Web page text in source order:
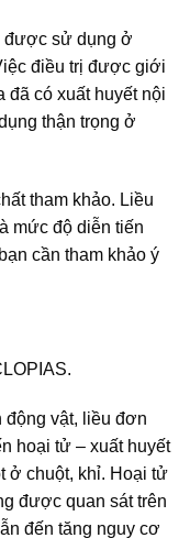
được sử dụng ở
điều trị được giới
đã có xuất huyết nội
thận trọng ở
tham khảo. Liều
mức độ diễn tiến
cần tham khảo ý
động vật, liều đơn
hoại tử – xuất huyết
ở chuột, khỉ. Hoại tử
được quan sát trên
đến tăng nguy cơ